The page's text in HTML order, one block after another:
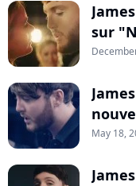
sur
May 18,